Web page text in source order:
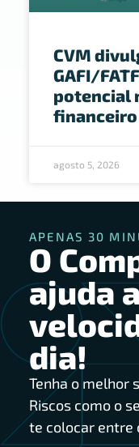
CVM
GAFI/
potencial
financeiro
agosto 5, 2026
APENAS 30
O
ajuda
dia!
Tenha o melhor
Riscos como o
te colocar entre